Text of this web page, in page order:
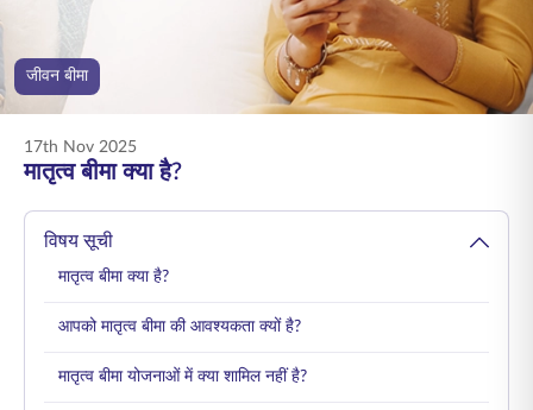
ऑनलाइन खरीदें प्रीमियम भुगतान करें
जीवन बीमा
17th Nov 2025
मातृत्व बीमा क्या है?
विषय सूची
मातृत्व बीमा क्या है?
आपको मातृत्व बीमा की आवश्यकता क्यों है?
मातृत्व बीमा योजनाओं में क्या शामिल नहीं है?